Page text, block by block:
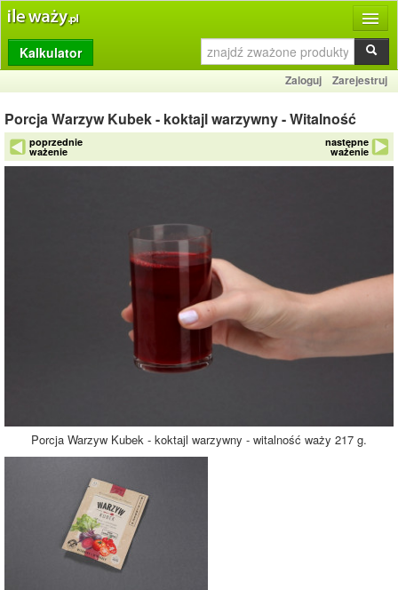
Produkty
Dziennik
Przelicznik
Porównywarka
Kalkulator
Zaloguj Zarejestruj
Porcja Warzyw Kubek - koktajl warzywny - Witalność
poprzednie
ważenie
następne
ważenie
Porcja Warzyw Kubek - koktajl warzywny - witalność waży 217 g.